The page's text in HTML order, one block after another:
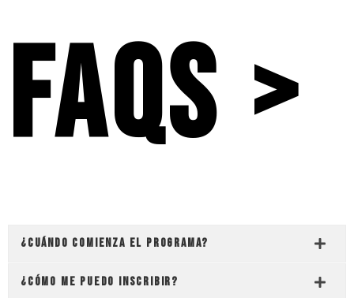
faqs >
¿Cuándo comienza el programa?
¿Cómo me puedo inscribir?